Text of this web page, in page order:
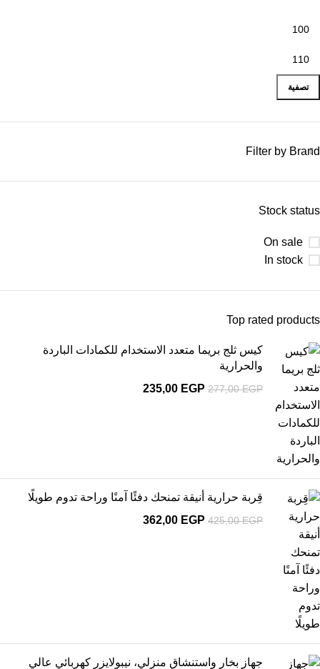
تصفية
Filter by Brand
Stock status
On sale
In stock
Top rated products
كيس ثلج بريما متعدد الاستخدام للكمادات الباردة
والحرارية
277,00EGP
235,00 EGP
قِربة حرارية أنيقة تمنحك دفئًا آمنًا وراحة تدوم طويلًا
425,00EGP
362,00 EGP
جهاز بخار واستنشاق منزلي، نيبولايزر كهربائي عالي